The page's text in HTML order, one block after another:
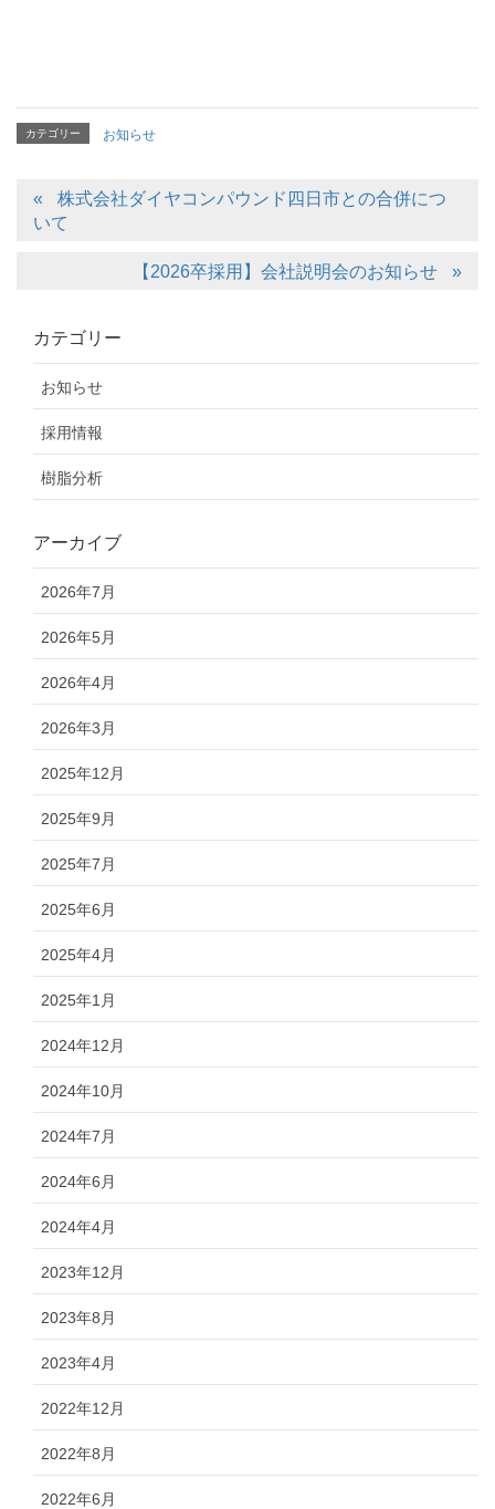
カテゴリー お知らせ
株式会社ダイヤコンパウンド四日市との合併につ
いて
【2026卒採用】会社説明会のお知らせ
カテゴリー
お知らせ
採用情報
樹脂分析
アーカイブ
2026年7月
2026年5月
2026年4月
2026年3月
2025年12月
2025年9月
2025年7月
2025年6月
2025年4月
2025年1月
2024年12月
2024年10月
2024年7月
2024年6月
2024年4月
2023年12月
2023年8月
2023年4月
2022年12月
2022年8月
2022年6月